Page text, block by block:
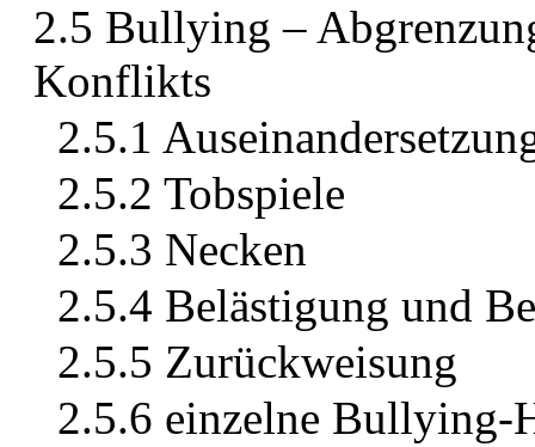
2.5 Bullying –
Konflikts
2.5.1
2.5.2 Tobspiele
2.5.3 Necken
2.5.4 Belästigung und
2.5.5 Zurückweisung
2.5.6 einzelne Bullying-